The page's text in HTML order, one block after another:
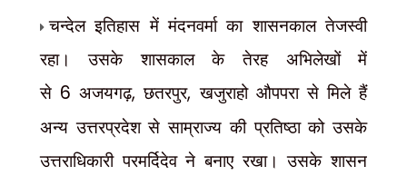
चन्देल इतिहास में मंदनवर्मा का शासनकाल तेजस्वी
रहा। उसके शासकाल के तेरह अभिलेखों में
से 6 अजयगढ़,छतरपुर,खजुराहो औपपरा से मिले हैं
अन्यउत्तरप्रदेश से साम्राज्य की प्रतिष्ठा को उसके
उत्तराधिकारी परमर्दिदेव ने बनाए रखा। उसके शासन